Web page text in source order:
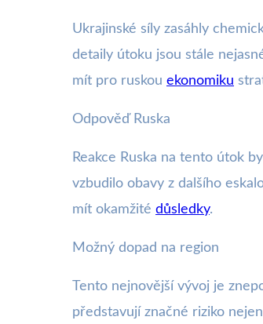
Ukrajinské síly zasáhly
detaily útoku jsou stále
mít pro ruskou ekonomiku
Odpověď Ruska
Reakce Ruska na tento útok
vzbudilo obavy z dalšího
mít okamžité důsledky.
Možný dopad na region
Tento nejnovější vývoj je
představují značné riziko